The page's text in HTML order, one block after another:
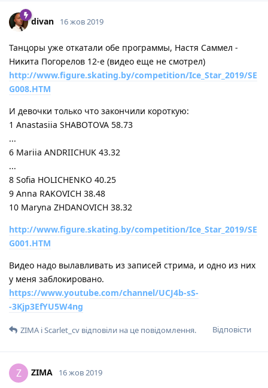
divan 16 жов 2019
Танцоры уже откатали обе программы, Настя Саммел -
Никита Погорелов 12-е (видео еще не смотрел)
http://www.figure.skating.by/competition/Ice_Star_2019/SE
G008.HTM
И девочки только что закончили короткую:
1 Anastasiia SHABOTOVA 58.73
...
6 Mariia ANDRIICHUK 43.32
...
8 Sofia HOLICHENKO 40.25
9 Anna RAKOVICH 38.48
10 Maryna ZHDANOVICH 38.32
http://www.figure.skating.by/competition/Ice_Star_2019/SE
G001.HTM
Видео надо вылавливать из записей стрима, и одно из них
у меня заблокировано.
https://www.youtube.com/channel/UCJ4b-sS-
-3Kjp3EfYU5W4ng
Відповісти
ZIMA іScarlet_cv відповіли на це повідомлення.
Z ZIMA 16 жов 2019